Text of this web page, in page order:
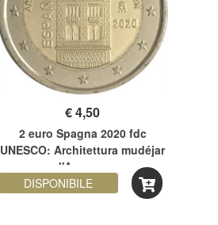
€4,50
2 euro Spagna 2020 fdc
UNESCO: Architettura mudéjar
d'Aragona
DISPONIBILE